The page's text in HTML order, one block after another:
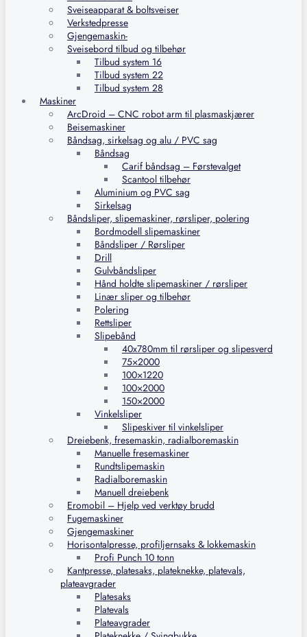
Sveiseapparat & boltsveiser
Verkstedpresse
Gjengemaskin-
Sveisebord tilbud og tilbehør
Tilbud system 16
Tilbud system 22
Tilbud system 28
Maskiner
ArcDroid – CNC robot arm til plasmaskjærer
Beisemaskiner
Båndsag, sirkelsag og alu / PVC sag
Båndsag
Carif båndsag – Førstevalget
Scantool tilbehør
Aluminium og PVC sag
Sirkelsag
Båndsliper, slipemaskiner, rørsliper, polering
Bordmodell slipemaskiner
Båndsliper / Rørsliper
Drill
Gulvbåndsliper
Hånd holdte slipemaskiner / rørsliper
Linær sliper og tilbehør
Polering
Rettsliper
Slipebånd
40x780mm til rørsliper og slipesverd
75×2000
100×1220
100×2000
150×2000
Vinkelsliper
Slipeskiver til vinkelsliper
Dreiebenk, fresemaskin, radialboremaskin
Manuelle fresemaskiner
Rundtslipemaskin
Radialboremaskin
Manuell dreiebenk
Eromobil – Hjelp ved verktøy brudd
Fugemaskiner
Gjengemaskiner
Horisontalpresse, profiljernsaks & lokkemaskin
Profi Punch 10 tonn
Kantpresse, platesaks, plateknekke, platevals,
plateavgrader
Platesaks
Platevals
Plateavgrader